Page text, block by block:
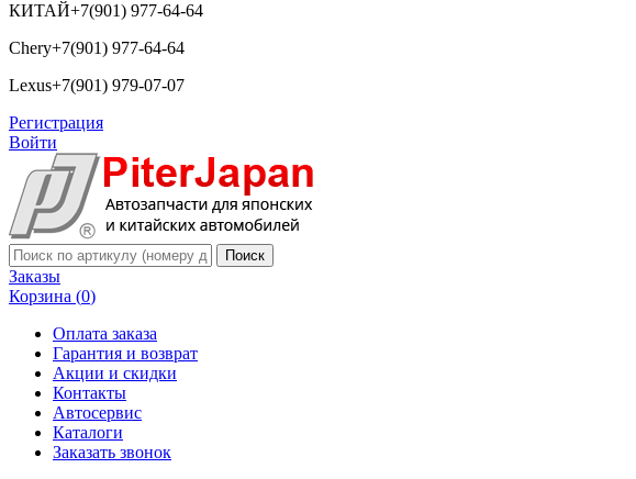
КИТАЙ+7(901) 977-64-64
Chery+7(901) 977-64-64
Lexus+7(901) 979-07-07
Регистрация
Войти
Заказы
Корзина (0)
Оплата заказа
Гарантия и возврат
Акции и скидки
Контакты
Автосервис
Каталоги
Заказать звонок